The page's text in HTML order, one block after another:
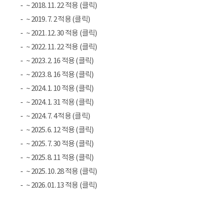
~ 2018. 11. 22 적용 (클릭)
~ 2019. 7. 2 적용 (클릭)
~ 2021. 12. 30 적용 (클릭)
~ 2022. 11. 22 적용 (클릭)
~ 2023. 2. 16 적용 (클릭)
~ 2023. 8. 16 적용 (클릭)
~ 2024. 1. 10 적용 (클릭)
~ 2024. 1. 31 적용 (클릭)
~ 2024. 7. 4 적용 (클릭)
~ 2025. 6. 12 적용 (클릭)
~ 2025. 7. 30 적용 (클릭)
~ 2025. 8. 11 적용 (클릭)
~ 2025. 10. 28 적용 (클릭)
~ 2026. 01. 13 적용 (클릭)